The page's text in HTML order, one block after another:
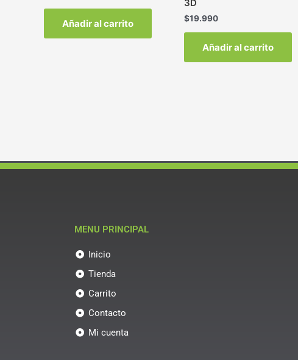
Añadir al carrito
3D
$19.990
Añadir al carrito
MENU PRINCIPAL
Inicio
Tienda
Carrito
Contacto
Mi cuenta